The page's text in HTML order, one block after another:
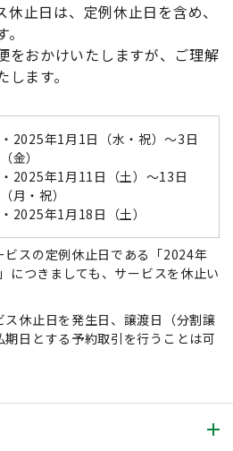
止日は、定例休止日を含め、
をおかけいたしますが、ご理解
ます。
・2025年1月1日（水・祝）～3日
（金）
・2025年1月11日（土）～13日
（月・祝）
・2025年1月18日（土）
ビスの定例休止日である「2024年
につきましても、サービスを休止い
ス休止日を発生日、譲渡日（分割譲
期日とする予約取引を行うことは可